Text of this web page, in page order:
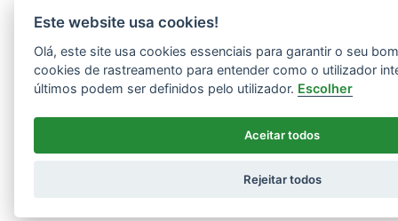
Este website usa cookies!
Olá, este site usa cookies essenciais para garantir o seu
cookies de rastreamento para entender como o utilizador
últimos podem ser definidos pelo utilizador. Escolher
Aceitar todos
Rejeitar todos